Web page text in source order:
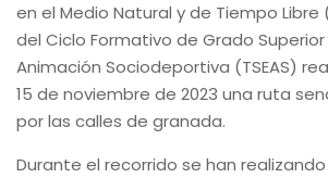
en el Medio Natural y de Tiempo Libre
del Ciclo Formativo de Grado
Animación Sociodeportiva (TSEAS)
15 de noviembre de 2023 una ruta
por las calles de granada.
Durante el recorrido se han